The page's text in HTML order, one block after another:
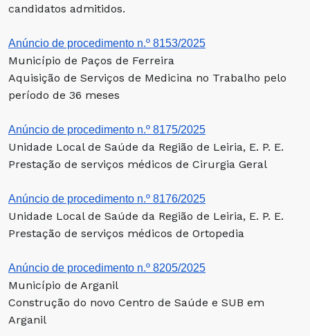
candidatos admitidos.
Anúncio de procedimento n.º 8153/2025
Município de Paços de Ferreira
Aquisição de Serviços de Medicina no Trabalho pelo
período de 36 meses
Anúncio de procedimento n.º 8175/2025
Unidade Local de Saúde da Região de Leiria, E. P. E.
Prestação de serviços médicos de Cirurgia Geral
Anúncio de procedimento n.º 8176/2025
Unidade Local de Saúde da Região de Leiria, E. P. E.
Prestação de serviços médicos de Ortopedia
Anúncio de procedimento n.º 8205/2025
Município de Arganil
Construção do novo Centro de Saúde e SUB em
Arganil